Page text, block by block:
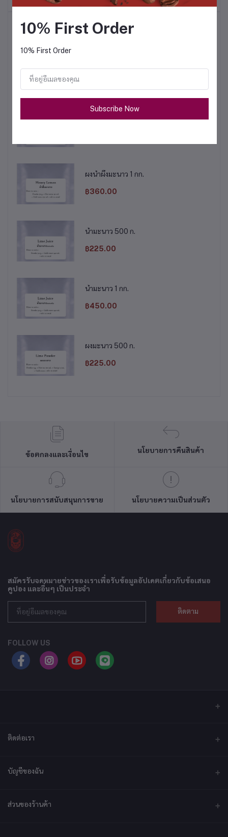
สินค้าขายดี
ผงน้ำผึ้งมะนาว 1 กก.
฿360.00
น้ำมะนาว 500 ก.
฿225.00
น้ำมะนาว 1 กก.
฿450.00
ผงมะนาว 500 ก.
฿225.00
ข้อตกลงและเงื่อนไข
นโยบายการคืนสินค้า
นโยบายการสนับสนุนการขาย นโยบายความเป็นส่วนตัว
สมัครรับจดหมายข่าวของเราเพื่อรับข้อมูลอัปเดตเกี่ยวกับข้อเสนอ
คูปอง และอื่นๆ เป็นประจำ
ติดตาม
FOLLOW US
ติดต่อเรา
ที่อยู่
จังหวัดนครปฐม 73210
บัญชีของฉัน
เข้าสู่ระบบ
ส่วนของร้านค้า
10% First Order
10% First Order
Subscribe Now